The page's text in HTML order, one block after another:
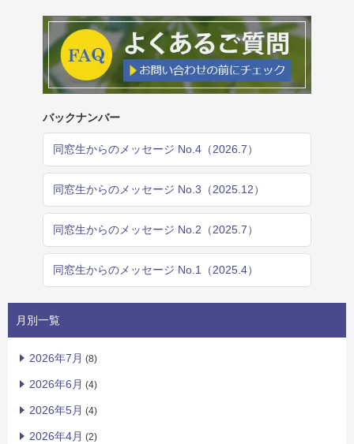
バックナンバー
同窓生からのメッセージ No.4（2026.7）
同窓生からのメッセージ No.3（2025.12）
同窓生からのメッセージ No.2（2025.7）
同窓生からのメッセージ No.1（2025.4）
月別一覧
2026年7月 (8)
2026年6月 (4)
2026年5月 (4)
2026年4月 (2)